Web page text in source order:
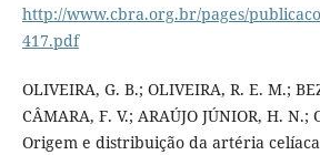
http://www.cbra.org.br/pages/
417.pdf
OLIVEIRA, G. B.; OLIVEIRA, R. E. M.;
CÂMARA, F. V.; ARAÚJO JÚNIOR, H. N.;
Origem e distribuição da artéria